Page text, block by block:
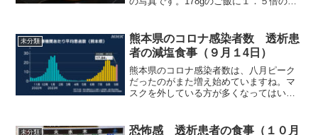
この程度の軟らかいご飯は大好きです...
未分類
熊本県のコロナ感染者数 透析患
者の減塩食事（９月１4日）
熊本県のコロナ感染者数は、八月ピーク
だったのがまた増え始めていますね。マ
スクを外している方が多くなってはいて
食から紹介します。朝食（あじ開き干し
未分類
恐怖感 透析患者の食事（１０月